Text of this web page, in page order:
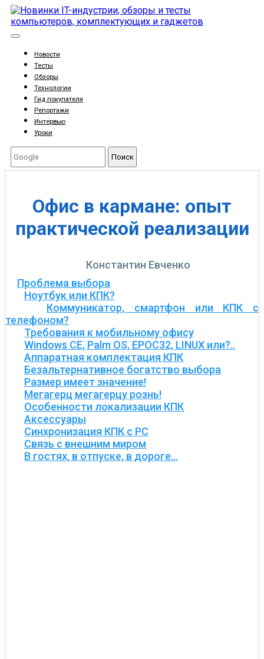
Новости
Тесты
Обзоры
Технологии
Гид покупателя
Репортажи
Интервью
Уроки
Поиск
Офис в кармане: опыт
практической реализации
Константин Евченко
Проблема выбора
Ноутбук или КПК?
Коммуникатор, смартфон или КПК с
телефоном?
Требования к мобильному офису
Windows CE, Palm OS, EPOC32, LINUX или?..
Аппаратная комплектация КПК
Безальтернативное богатство выбора
Размер имеет значение!
Мегагерц мегагерцу рознь!
Особенности локализации КПК
Аксессуары
Синхронизация КПК с PC
Связь с внешним миром
В гостях, в отпуске, в дороге…